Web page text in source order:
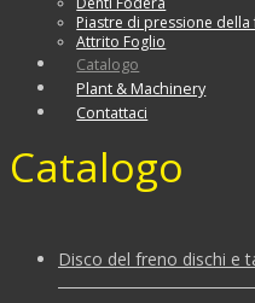
Piastre di pressione della
Attrito Foglio
Catalogo
Plant & Machinery
Contattaci
Catalogo
Disco del freno dischi e